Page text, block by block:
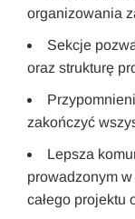
organizowania
Sekcje
oraz strukturę
zakończyć
Lepsza
prowadzonym
całego projektu